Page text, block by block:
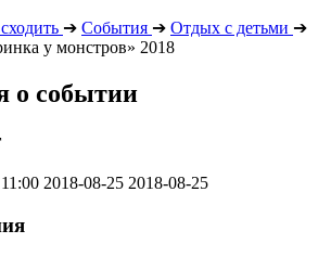
➔ События ➔ Отдых с детьми ➔
у монстров» 2018
о событии
2018-08-25 2018-08-25